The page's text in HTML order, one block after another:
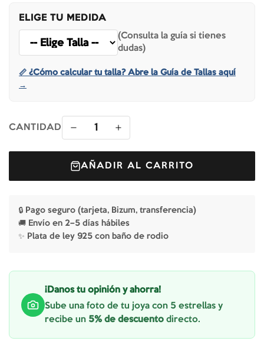
ELIGE TU MEDIDA
(Consulta la guía si tienes
dudas)
📏 ¿Cómo calcular tu talla? Abre la Guía de Tallas aquí
→
CANTIDAD 1
AÑADIR AL CARRITO
🔒 Pago seguro (tarjeta, Bizum, transferencia)
🚚 Envío en 2–5 días hábiles
✨ Plata de ley 925 con baño de rodio
¡Danos tu opinión y ahorra!
Sube una foto de tu joya con 5 estrellas y
recibe un 5% de descuento directo.